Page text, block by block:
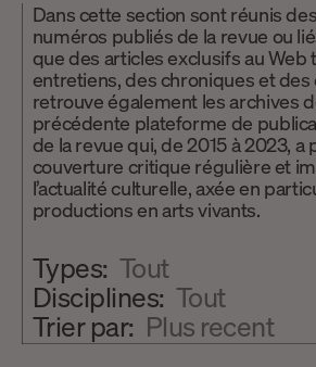
Dans cette section sont réunis
numéros publiés de la revue ou
que des articles exclusifs au Web
entretiens, des chroniques et des
retrouve également les archives
précédente plateforme de
de la revue qui, de 2015 à 2023, a
couverture critique régulière et
l’actualité culturelle, axée en
productions en arts vivants.
Types: Tout
Disciplines: Tout
Trier par: Plus recent